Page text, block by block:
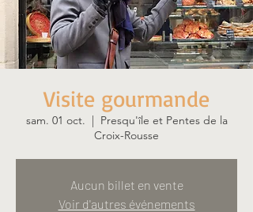
Visite gourmande
sam. 01 oct.
  |
Presqu'île et Pentes de la
Croix-Rousse
Aucun billet en vente
Voir d'autres événements